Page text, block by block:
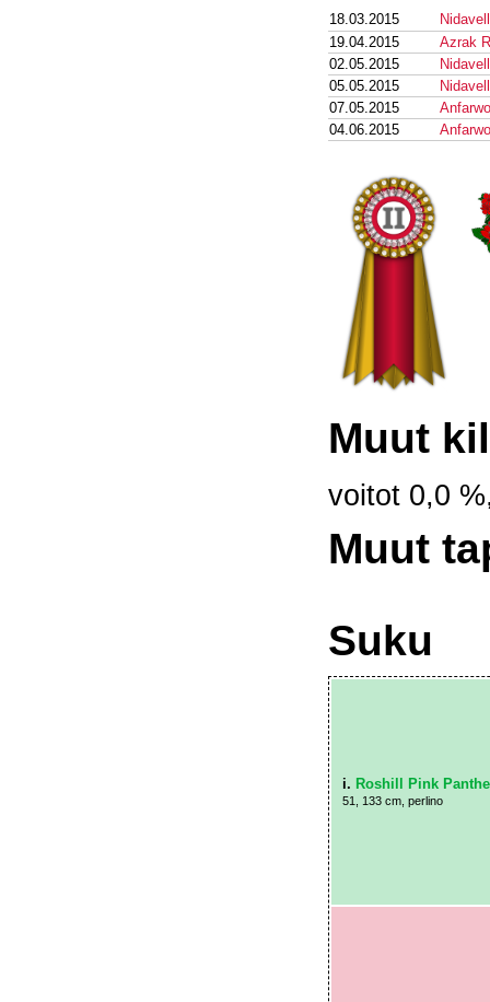
18.03.2015
19.04.2015
Azrak
02.05.2015
05.05.2015
07.05.2015
04.06.2015
Muut
voitot 0,0
Muut
Suku
i. Roshill Pink
51, 133 cm, perlino